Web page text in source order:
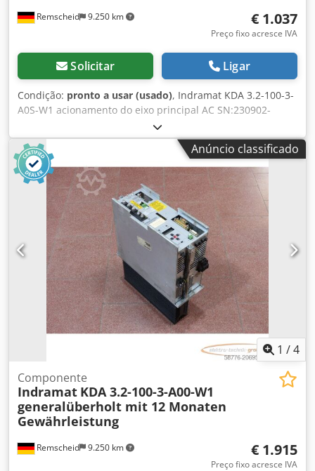
Remscheid 9.250 km € 1.037
Preço fixo acresce IVA
Solicitar Ligar
Condição: pronto a usar (usado), Indramat KDA 3.2-100-3-
A0S-W1 acionamento do eixo principal AC SN:230902-
761859-015, usado, sinais normais de uso, 100% funcional,
entrega conforme fotos. Dkjdpfx Ajx Etxdomgor
Anúncio classificado
1 /4
Remscheid 9.250 km
Componente
Indramat KDA 3.2-100-3-A00-W1
generalüberholt mit 12 Monaten
Gewährleistung
€ 1.915
Preço fixo acresce IVA